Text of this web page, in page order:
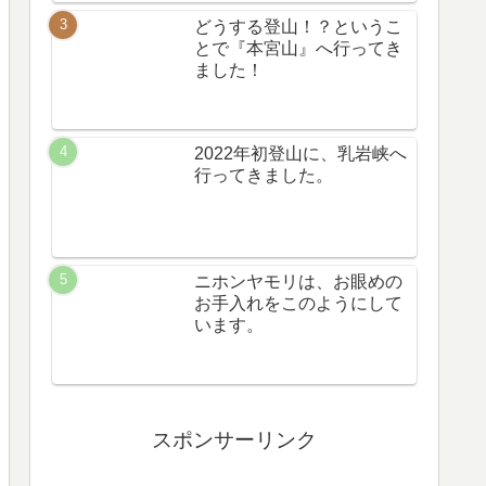
どうする登山！？というこ
とで『本宮山』へ行ってき
ました！
2022年初登山に、乳岩峡へ
行ってきました。
ニホンヤモリは、お眼めの
お手入れをこのようにして
います。
スポンサーリンク